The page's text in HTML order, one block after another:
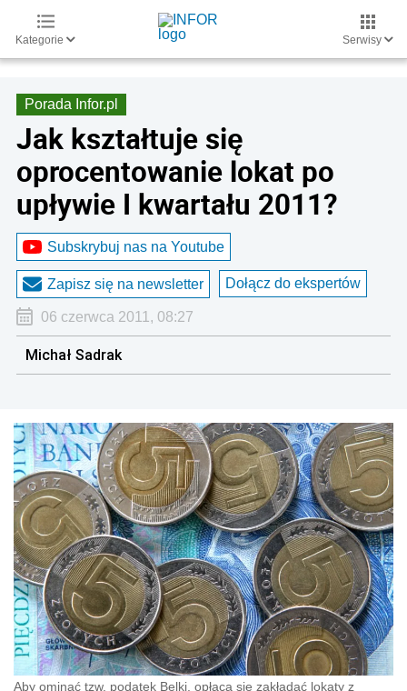
Kategorie Serwisy
Porada Infor.pl
Jak kształtuje się
oprocentowanie lokat po
upływie I kwartału 2011?
Subskrybuj nas na Youtube
Zapisz się na newsletter Dołącz do ekspertów
06 czerwca 2011, 08:27
Michał Sadrak
Aby ominąć tzw. podatek Belki, opłaca się zakładać lokaty z